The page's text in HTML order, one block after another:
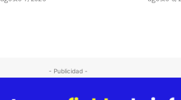
- Publicidad -